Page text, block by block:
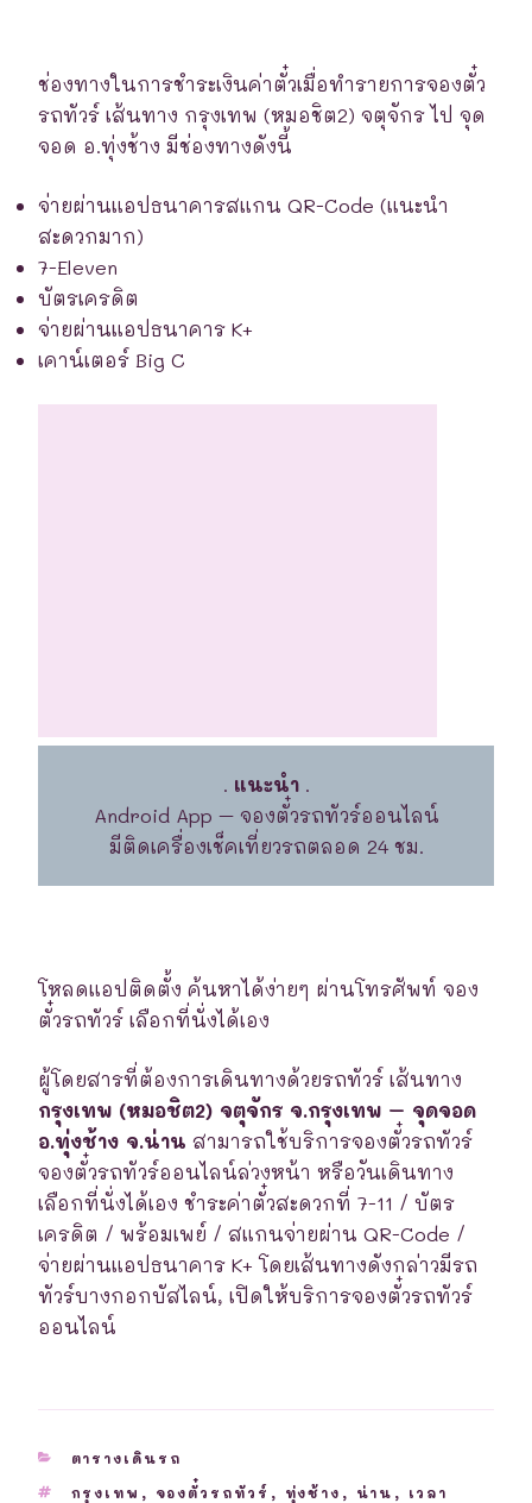
ช่องทางในการชำระเงินค่าตั๋วเมื่อทำรายการจองตั๋ว
รถทัวร์ เส้นทาง กรุงเทพ (หมอชิต2) จตุจักร ไป จุด
จอด อ.ทุ่งช้าง มีช่องทางดังนี้
จ่ายผ่านแอปธนาคารสแกน QR-Code (แนะนำ
สะดวกมาก)
7-Eleven
บัตรเครดิต
จ่ายผ่านแอปธนาคาร K+
เคาน์เตอร์ Big C
. แนะนำ.
Android App – จองตั๋วรถทัวร์ออนไลน์
มีติดเครื่องเช็คเที่ยวรถตลอด 24 ชม.
โหลดแอปติดตั้ง ค้นหาได้ง่ายๆ ผ่านโทรศัพท์ จอง
ตั๋วรถทัวร์ เลือกที่นั่งได้เอง
ผู้โดยสารที่ต้องการเดินทางด้วยรถทัวร์ เส้นทาง
กรุงเทพ (หมอชิต2) จตุจักร จ.กรุงเทพ – จุดจอด
อ.ทุ่งช้าง จ.น่าน สามารถใช้บริการจองตั๋วรถทัวร์
จองตั๋วรถทัวร์ออนไลน์ล่วงหน้า หรือวันเดินทาง
เลือกที่นั่งได้เอง ชำระค่าตั๋วสะดวกที่ 7-11 / บัตร
เครดิต / พร้อมเพย์ / สแกนจ่ายผ่าน QR-Code /
จ่ายผ่านแอปธนาคาร K+ โดยเส้นทางดังกล่าวมีรถ
ทัวร์บางกอกบัสไลน์, เปิดให้บริการจองตั๋วรถทัวร์
ออนไลน์
CATEGORIES
ตารางเดินรถ
TAGS
กรุงเทพ , จองตั๋วรถทัวร์ , ทุ่งช้าง , น่าน , เวลา